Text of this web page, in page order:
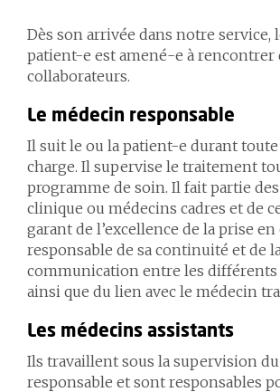
Dès son arrivée dans notre service,
patient-e est amené-e à
collaborateurs.
Le médecin responsable
Il suit le ou la patient-e durant toute
charge. Il supervise le traitement
programme de soin. Il fait partie
clinique ou médecins cadres et de
garant de l’excellence de la prise
responsable de sa continuité et de
communication entre les différents
ainsi que du lien avec le médecin
Les médecins assistants
Ils travaillent sous la supervision
responsable et sont responsables